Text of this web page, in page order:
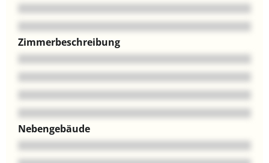
Zimmerbeschreibung
Nebengebäude